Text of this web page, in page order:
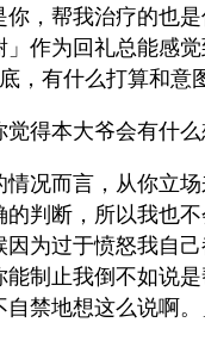
你，帮我治疗的也
」作为回礼总能感
，有什么打算和意
觉得本大爷会有什么
情况而言，从你立
的判断，所以我也
因为过于愤怒我自
能制止我倒不如说
禁地想这么说啊。